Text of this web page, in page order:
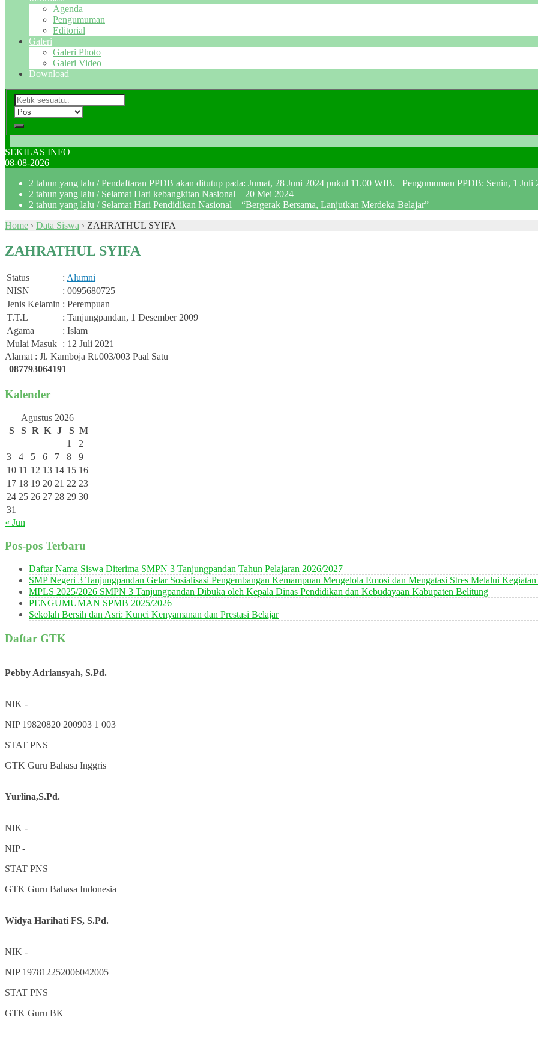
Agenda
Pengumuman
Editorial
Galeri
Galeri Photo
Galeri Video
Download
SEKILAS INFO
08-08-2026
2 tahun yang lalu / Pendaftaran PPDB akan ditutup pada: Jumat, 28 Juni 2024 pukul 11.00 WIB. Pengumuman PPDB: Senin, 1 Juli
2 tahun yang lalu / Selamat Hari kebangkitan Nasional – 20 Mei 2024
2 tahun yang lalu / Selamat Hari Pendidikan Nasional – “Bergerak Bersama, Lanjutkan Merdeka Belajar”
Home › Data Siswa › ZAHRATHUL SYIFA
ZAHRATHUL SYIFA
Status : Alumni
NISN
: 0095680725
Jenis Kelamin : Perempuan
T.T.L
: Tanjungpandan, 1 Desember 2009
Agama
: Islam
Mulai Masuk : 12 Juli 2021
Alamat : Jl. Kamboja Rt.003/003 Paal Satu
087793064191
Kalender
Agustus 2026
S
S R K J S M
1
2
3
4 5 6 7 8
9
10 11 12 13 14 15 16
17 18 19 20 21 22 23
24 25 26 27 28 29 30
31
« Jun
Pos-pos Terbaru
Daftar Nama Siswa Diterima SMPN 3 Tanjungpandan Tahun Pelajaran 2026/2027
SMP Negeri 3 Tanjungpandan Gelar Sosialisasi Pengembangan Kemampuan Mengelola Emosi dan Mengatasi Stres Melalui
MPLS 2025/2026 SMPN 3 Tanjungpandan Dibuka oleh Kepala Dinas Pendidikan dan Kebudayaan Kabupaten Belitung
PENGUMUMAN SPMB 2025/2026
Sekolah Bersih dan Asri: Kunci Kenyamanan dan Prestasi Belajar
Daftar GTK
Pebby Adriansyah, S.Pd.
NIK -
NIP 19820820 200903 1 003
STAT PNS
GTK Guru Bahasa Inggris
Yurlina,S.Pd.
NIK -
NIP-
STAT PNS
GTK Guru Bahasa Indonesia
Widya Harihati FS, S.Pd.
NIK -
NIP 197812252006042005
STAT PNS
GTK Guru BK